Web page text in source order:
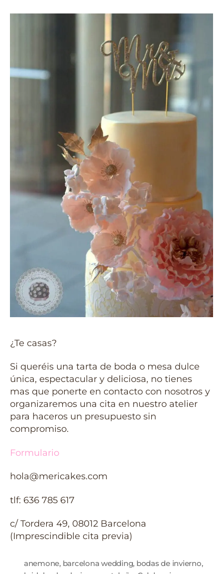
¿Te casas?
Si queréis una tarta de boda o mesa dulce
única, espectacular y deliciosa, no tienes
mas que ponerte en contacto con nosotros y
organizaremos una cita en nuestro atelier
para haceros un presupuesto sin
compromiso.
Formulario
hola@mericakes.com
tlf: 636 785 617
c/ Tordera 49, 08012 Barcelona
(Imprescindible cita previa)
anemone, barcelona wedding, bodas de invierno,